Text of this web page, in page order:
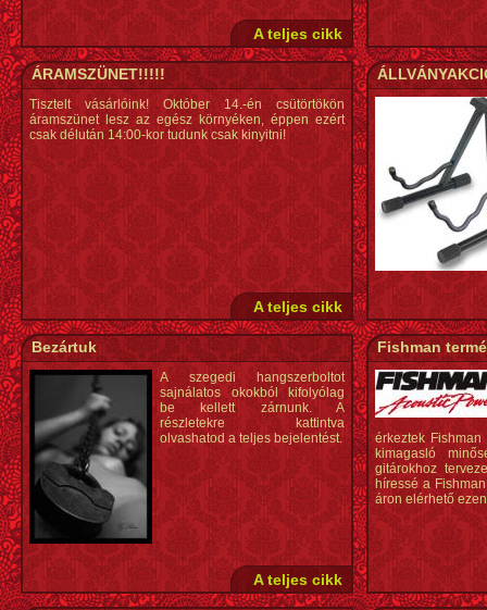
A teljes cikk
ÁRAMSZÜNET!!!!!
Tisztelt vásárlóink! Október 14.-én csütörtökön
áramszünet lesz az egész környéken, éppen ezért
csak délután 14:00-kor tudunk csak kinyitni!
A teljes cikk
Bezártuk
A szegedi hangszerboltot
sajnálatos okokból kifolyólag
be kellett zárnunk. A
részletekre kattintva
olvashatod a teljes bejelentést.
A teljes cikk
Fishman
érkeztek
kimagasló
gitárokhoz
híressé a
áron elérhető